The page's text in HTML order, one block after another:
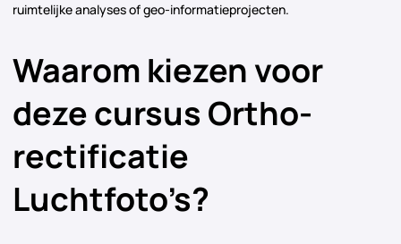
ruimtelijke analyses of geo-informatieprojecten.
Waarom kiezen voor
deze cursus Ortho-
rectificatie
Luchtfoto’s?